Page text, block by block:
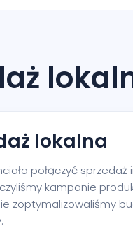
lokalna
połączyć
kampanie
zoptymalizowaliśmy